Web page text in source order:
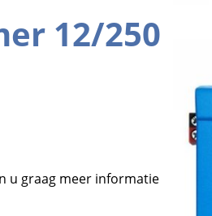
12/250
u graag meer informatie